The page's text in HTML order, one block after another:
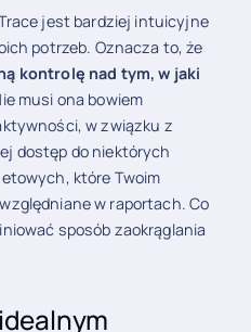
jest bardziej intuicyjne
potrzeb. Oznacza to, że
kontrolę nad tym, w jaki
musi ona bowiem
w związku z
dostęp do niektórych
które Twoim
w raportach. Co
sposób zaokrąglania